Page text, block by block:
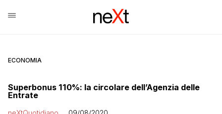
ECONOMIA
Superbonus 110%: la circolare dell’Agenzia delle
Entrate